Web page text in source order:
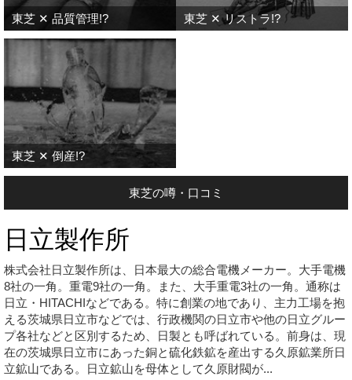
東芝 ✕ 品質管理!? 東芝 ✕ リストラ!?
東芝 ✕ 倒産!?
東芝の噂・口コミ
日立製作所
株式会社日立製作所は、日本最大の総合電機メーカー。大手電機
8社の一角。重電9社の一角。また、大手重電3社の一角。通称は
日立・HITACHIなどである。特に創業の地であり、主力工場を抱
える茨城県日立市などでは、行政機関の日立市や他の日立グルー
プ各社などと区別するため、日製とも呼ばれている。前身は、現
在の茨城県日立市にあった銅と硫化鉄鉱を産出する久原鉱業所日
立鉱山である。日立鉱山を母体として久原財閥が...